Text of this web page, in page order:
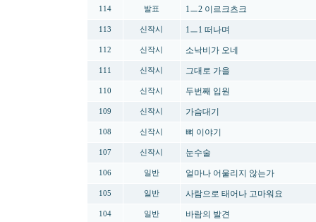
114 발표 1ㅡ2 이르크츠크
113 신작시 1ㅡ1 떠나며
112 신작시 소낙비가 오네
111 신작시 그대로 가을
110 신작시 두번째 입원
109 신작시 가슴대기
108 신작시 뼈 이야기
107 신작시 눈수술
106 일반 얼마나 어울리지 않는가
105 일반 사람으로 태어나 고마워요
104 일반 바람의 발견